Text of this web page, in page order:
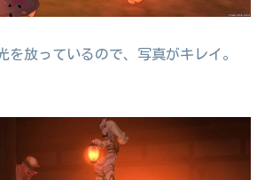
を放っているので、写真がキレイ。